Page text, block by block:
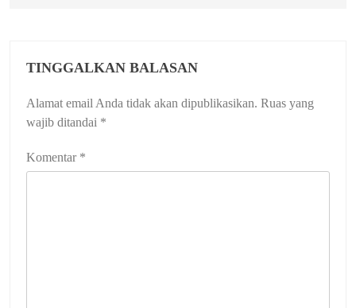
TINGGALKAN BALASAN
Alamat email Anda tidak akan dipublikasikan. Ruas yang
wajib ditandai *
Komentar *